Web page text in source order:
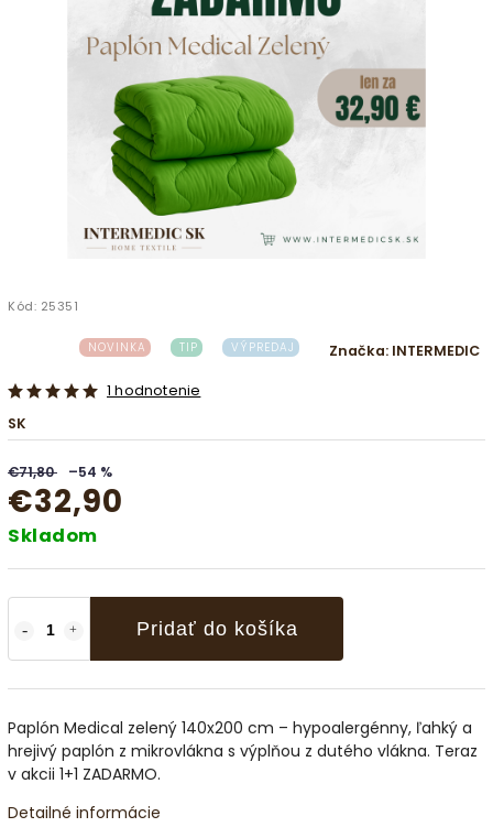
Kód: 25351
NOVINKA TIP VÝPREDAJ
1 hodnotenie
Značka: INTERMEDIC
SK
€71,80 –54 %
€32,90
Skladom
Pridať do košíka
Paplón Medical zelený 140x200 cm – hypoalergénny, ľahký a
hrejivý paplón z mikrovlákna s výplňou z dutého vlákna. Teraz
v akcii 1+1 ZADARMO.
Detailné informácie